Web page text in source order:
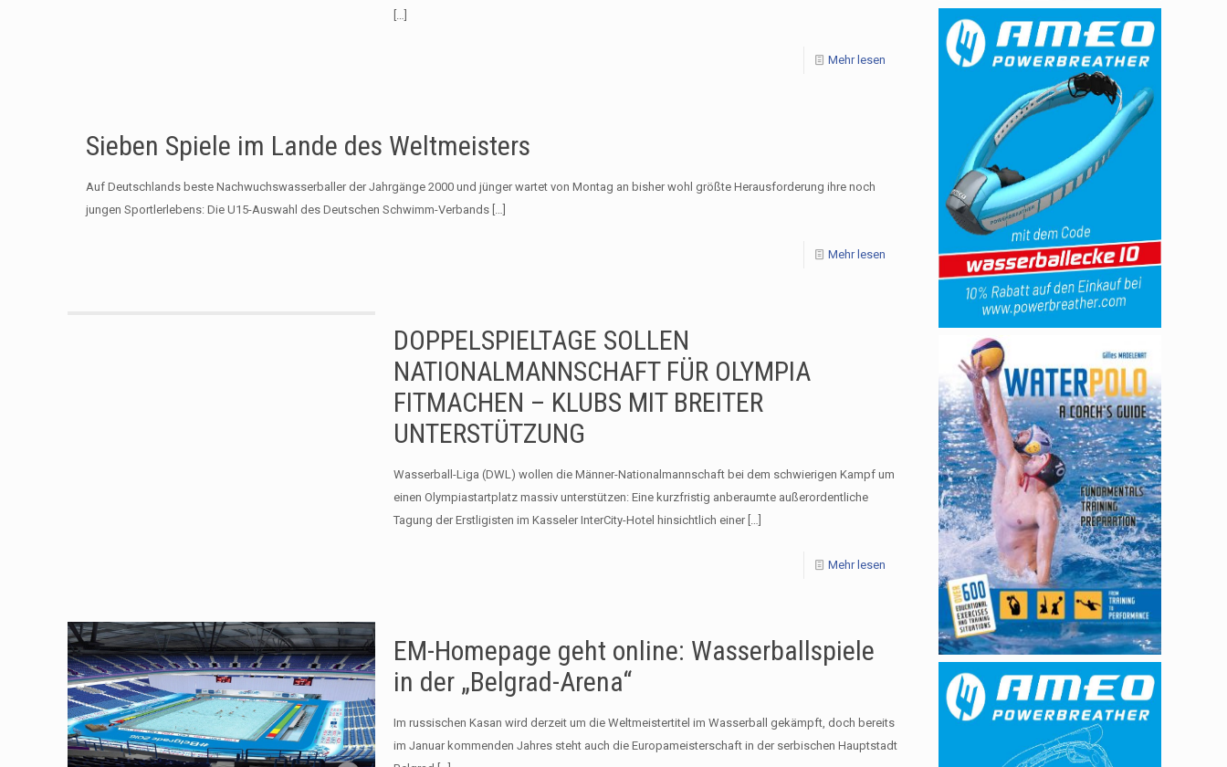
[…]
Mehr lesen
Sieben Spiele im Lande des Weltmeisters
Auf Deutschlands beste Nachwuchswasserballer der Jahrgänge 2000 und jünger wartet von Montag an bisher wohl größte Herausforderung ihre noch
jungen Sportlerlebens: Die U15-Auswahl des Deutschen Schwimm-Verbands […]
Mehr lesen
DOPPELSPIELTAGE SOLLEN
NATIONALMANNSCHAFT FÜR OLYMPIA
FITMACHEN – KLUBS MIT BREITER
UNTERSTÜTZUNG
Wasserball-Liga (DWL) wollen die Männer-Nationalmannschaft bei dem schwierigen Kampf um
einen Olympiastartplatz massiv unterstützen: Eine kurzfristig anberaumte außerordentliche
Tagung der Erstligisten im Kasseler InterCity-Hotel hinsichtlich einer[…]
Mehr lesen
EM-Homepage geht online: Wasserballspiele
in der „Belgrad-Arena“
Im russischen Kasan wird derzeit um die Weltmeistertitel im Wasserball gekämpft, doch bereits
im Januar kommenden Jahres steht auch die Europameisterschaft in der serbischen Hauptstadt